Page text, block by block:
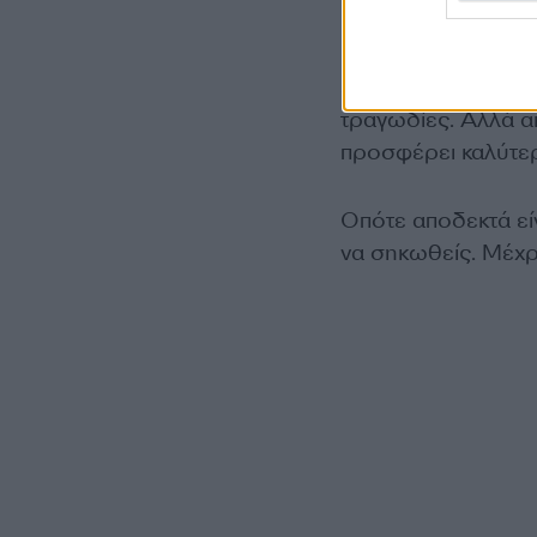
Και τα δυο. Θέλω
τραγωδίες. Αλλά
προσφέρει
Οπότε αποδεκτά
να σηκωθείς.